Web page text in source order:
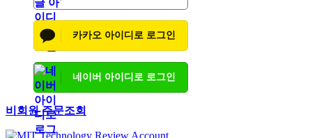
카카오 아이디로 로그인
네이버 아이디로 로그인
비회원 주문조회